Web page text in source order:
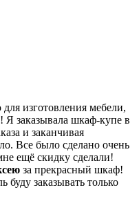
изготовления мебели,
заказывала шкаф-купе в
и заканчивая
Все было сделано очень
ещё скидку сделали!
за прекрасный шкаф!
буду заказывать только